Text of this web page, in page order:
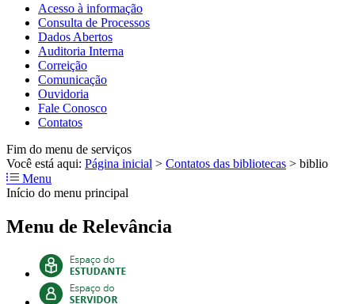
Acesso à informação
Consulta de Processos
Dados Abertos
Auditoria Interna
Correição
Comunicação
Ouvidoria
Fale Conosco
Contatos
Fim do menu de serviços
Você está aqui: Página inicial > Contatos das bibliotecas > biblio
Menu
Início do menu principal
Menu de Relevância